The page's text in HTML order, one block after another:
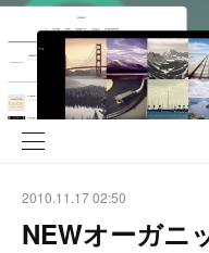
2010.11.17 02:50
NEWオーガ